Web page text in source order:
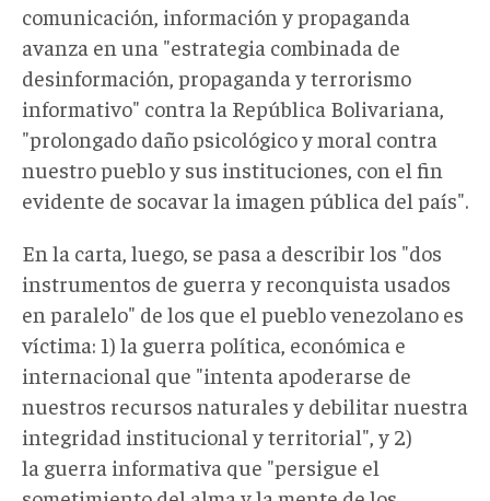
comunicación, información y propaganda
avanza en una "estrategia combinada de
desinformación, propaganda y terrorismo
informativo" contra la República Bolivariana,
"prolongado daño psicológico y moral contra
nuestro pueblo y sus instituciones, con el fin
evidente de socavar la imagen pública del país".
En la carta, luego, se pasa a describir los "dos
instrumentos de guerra y reconquista usados
en paralelo" de los que el pueblo venezolano es
víctima: 1) la guerra política, económica e
internacional que "intenta apoderarse de
nuestros recursos naturales y debilitar nuestra
integridad institucional y territorial", y 2)
la guerra informativa que "persigue el